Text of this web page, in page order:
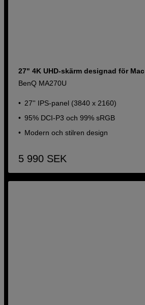
27" 4K UHD-skärm designad för Mac
BenQ MA270U
27'' IPS-panel (3840 x 2160)
95% DCI-P3 och 99% sRGB
Modern och stilren design
5 990 SEK